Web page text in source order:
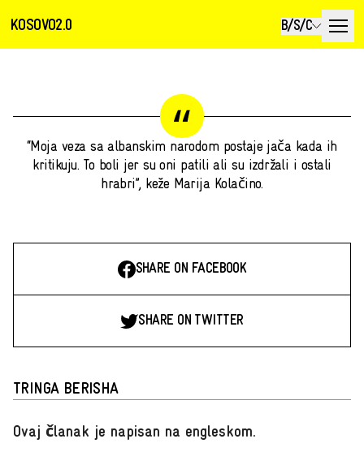
KOSOVO2.0 B/S/C
/
“Moja veza sa albanskim narodom postaje jača kada ih
kritikuju. To boli jer su oni patili ali su izdržali i ostali
hrabri”, keže Marija Kolačino.
SHARE ON FACEBOOK
SHARE ON TWITTER
TRINGA BERISHA
Ovaj članak je napisan na engleskom.